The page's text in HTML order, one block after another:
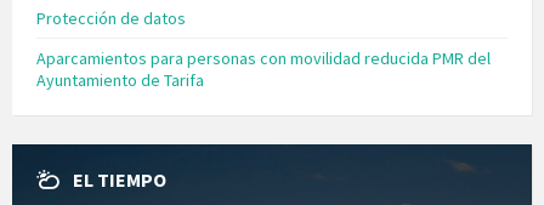
Protección de datos
Aparcamientos para personas con movilidad reducida PMR del
Ayuntamiento de Tarifa
EL TIEMPO